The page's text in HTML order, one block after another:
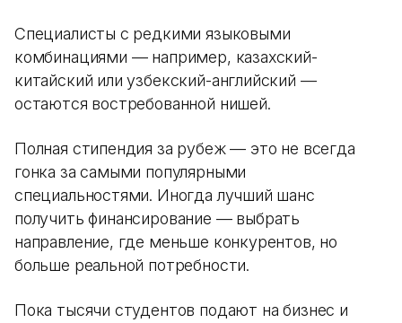
Специалисты с редкими языковыми
комбинациями — например, казахский-
китайский или узбекский-английский —
остаются востребованной нишей.
Полная стипендия за рубеж — это не всегда
гонка за самыми популярными
специальностями. Иногда лучший шанс
получить финансирование — выбрать
направление, где меньше конкурентов, но
больше реальной потребности.
Пока тысячи студентов подают на бизнес и